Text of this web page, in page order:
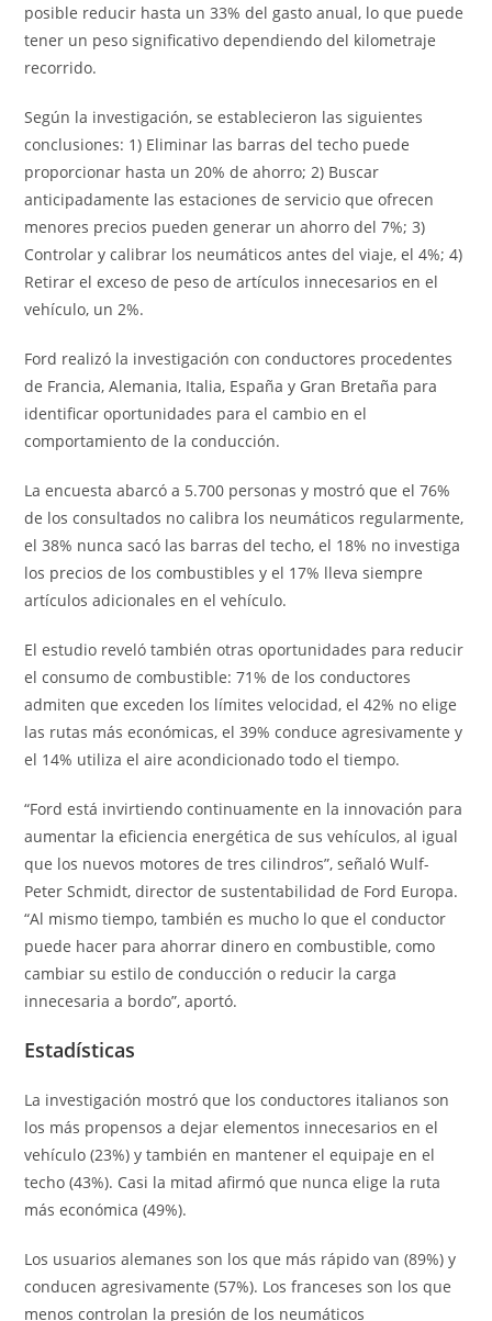
posible reducir hasta un 33% del gasto anual, lo que puede
tener un peso significativo dependiendo del kilometraje
recorrido.
Según la investigación, se establecieron las siguientes
conclusiones: 1) Eliminar las barras del techo puede
proporcionar hasta un 20% de ahorro; 2) Buscar
anticipadamente las estaciones de servicio que ofrecen
menores precios pueden generar un ahorro del 7%; 3)
Controlar y calibrar los neumáticos antes del viaje, el 4%; 4)
Retirar el exceso de peso de artículos innecesarios en el
vehículo, un 2%.
Ford realizó la investigación con conductores procedentes
de Francia, Alemania, Italia, España y Gran Bretaña para
identificar oportunidades para el cambio en el
comportamiento de la conducción.
La encuesta abarcó a 5.700 personas y mostró que el 76%
de los consultados no calibra los neumáticos regularmente,
el 38% nunca sacó las barras del techo, el 18% no investiga
los precios de los combustibles y el 17% lleva siempre
artículos adicionales en el vehículo.
El estudio reveló también otras oportunidades para reducir
el consumo de combustible: 71% de los conductores
admiten que exceden los límites velocidad, el 42% no elige
las rutas más económicas, el 39% conduce agresivamente y
el 14% utiliza el aire acondicionado todo el tiempo.
“Ford está invirtiendo continuamente en la innovación para
aumentar la eficiencia energética de sus vehículos, al igual
que los nuevos motores de tres cilindros”, señaló Wulf-
Peter Schmidt, director de sustentabilidad de Ford Europa.
“Al mismo tiempo, también es mucho lo que el conductor
puede hacer para ahorrar dinero en combustible, como
cambiar su estilo de conducción o reducir la carga
innecesaria a bordo”, aportó.
Estadísticas
La investigación mostró que los conductores italianos son
los más propensos a dejar elementos innecesarios en el
vehículo (23%) y también en mantener el equipaje en el
techo (43%). Casi la mitad afirmó que nunca elige la ruta
más económica (49%).
Los usuarios alemanes son los que más rápido van (89%) y
conducen agresivamente (57%). Los franceses son los que
menos controlan la presión de los neumáticos